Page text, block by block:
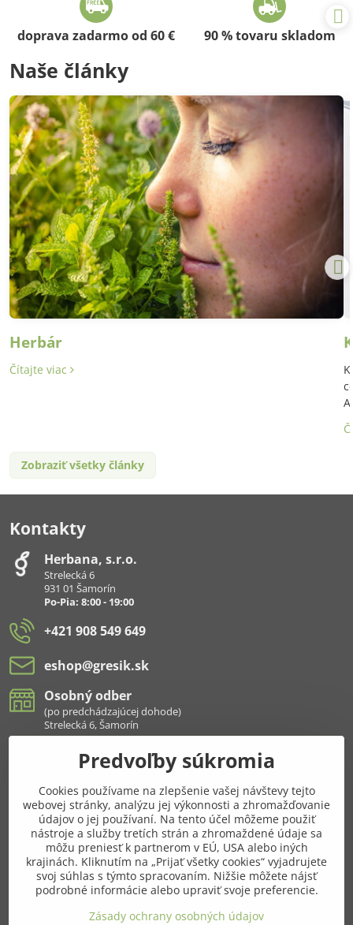
doprava zadarmo od 60 € 90 % tovaru skladom
Naše články
Herbár
Čítajte viac
Zobraziť všetky články
Kontakty
Herbana, s​.r​.o​.
Strelecká 6
931 01 Šamorín
Po-Pia: 8:00 - 19:00
+421 908 549 649
eshop​@gresik​.sk
Osobný odber
(po predchádzajúcej dohode)
Strelecká 6, Šamorín
Všetko k nákupu
Pridajte sa k nám aj na sieťach
Facebook Instagram
Najnavštevovanejšie kategórie
Ďalšie kategórie
Predvoľby súkromia
Cookies používame na zlepšenie vašej návštevy tejto
webovej stránky, analýzu jej výkonnosti a zhromažďovanie
údajov o jej používaní. Na tento účel môžeme použiť
nástroje a služby tretích strán a zhromaždené údaje sa
môžu preniesť k partnerom v EÚ, USA alebo iných
krajinách. Kliknutím na „Prijať všetky cookies“ vyjadrujete
svoj súhlas s týmto spracovaním. Nižšie môžete nájsť
podrobné informácie alebo upraviť svoje preferencie.
Zásady ochrany osobných údajov